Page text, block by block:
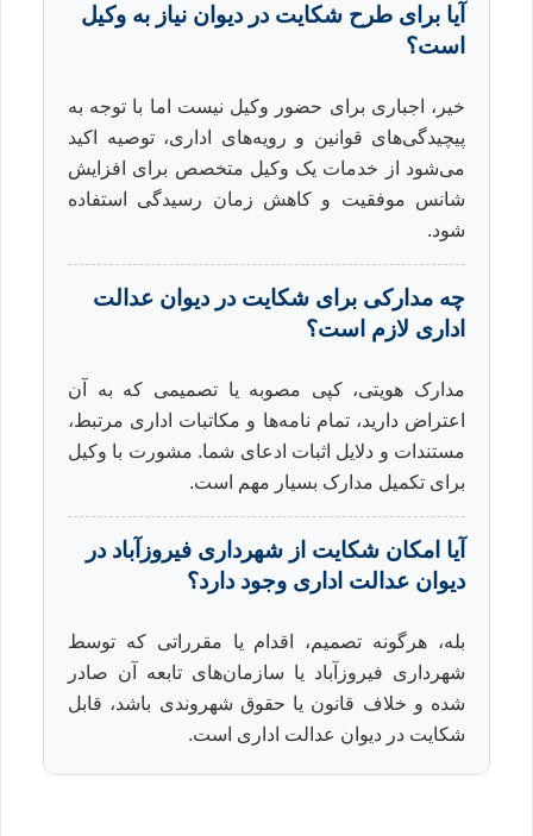
آیا برای طرح شکایت در دیوان نیاز به وکیل
است؟
خیر، اجباری برای حضور وکیل نیست اما با توجه به
پیچیدگی‌های قوانین و رویه‌های اداری، توصیه اکید
می‌شود از خدمات یک وکیل متخصص برای افزایش
شانس موفقیت و کاهش زمان رسیدگی استفاده
شود.
چه مدارکی برای شکایت در دیوان عدالت
اداری لازم است؟
مدارک هویتی، کپی مصوبه یا تصمیمی که به آن
اعتراض دارید، تمام نامه‌ها و مکاتبات اداری مرتبط،
مستندات و دلایل اثبات ادعای شما. مشورت با وکیل
برای تکمیل مدارک بسیار مهم است.
آیا امکان شکایت از شهرداری فیروزآباد در
دیوان عدالت اداری وجود دارد؟
بله، هرگونه تصمیم، اقدام یا مقرراتی که توسط
شهرداری فیروزآباد یا سازمان‌های تابعه آن صادر
شده و خلاف قانون یا حقوق شهروندی باشد، قابل
شکایت در دیوان عدالت اداری است.